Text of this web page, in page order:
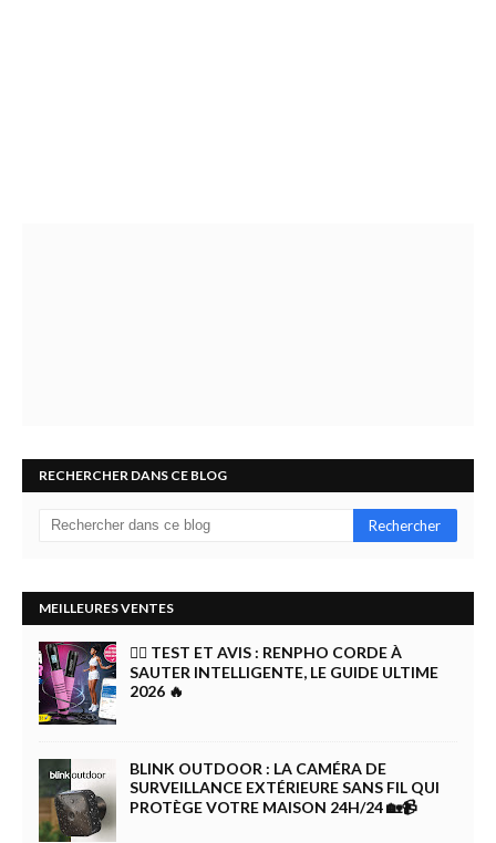
RECHERCHER DANS CE BLOG
MEILLEURES VENTES
🏋️‍♀️ TEST ET AVIS : RENPHO CORDE À
SAUTER INTELLIGENTE, LE GUIDE ULTIME
2026 🔥
BLINK OUTDOOR : LA CAMÉRA DE
SURVEILLANCE EXTÉRIEURE SANS FIL QUI
PROTÈGE VOTRE MAISON 24H/24 🏡📹